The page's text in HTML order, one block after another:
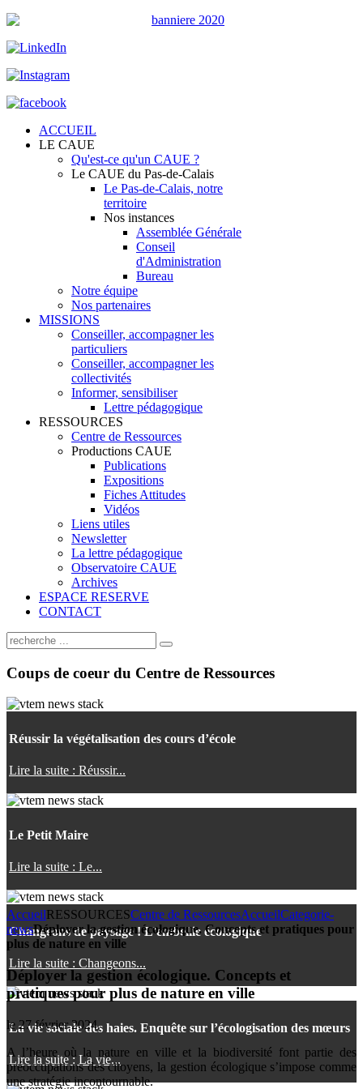
ACCUEIL
LE CAUE
Qu'est-ce qu'un CAUE ?
Le CAUE du Pas-de-Calais
Le Pas-de-Calais, notre
territoire
Nos instances
Assemblée Générale
Conseil
d'Administration
Bureau
Notre équipe
Nos partenaires
MISSIONS
Conseiller, accompagner les
particuliers
Conseiller, accompagner les
collectivités
Informer, sensibiliser
Lettre pédagogique
RESSOURCES
Centre de Ressources
Productions CAUE
Publications
Expositions
Fiches Attitudes
Vidéos
Liens utiles
Newsletter
La lettre pédagogique
Observatoire CAUE
Archives
ESPACE RESERVE
CONTACT
Coups de coeur du Centre de Ressources
Réussir la végétalisation des cours d’école
Lire la suite : Réussir...
Le Petit Maire
Lire la suite : Le...
Changeons de paysage ! L’embellie écologique
Lire la suite : Changeons...
La vie sociale des haies. Enquête sur l’écologisation des mœurs
Lire la suite : La vie...
AccueilRESSOURCESCentre de RessourcesAccueilCategorie-
newsDéployer la gestion écologique. Concepts et pratiques pour
plus de nature en ville
Déployer la gestion écologique. Concepts et
pratiques pour plus de nature en ville
le 27 février 2024.
A l’heure où la nature en ville et la biodiversité font partie des
préoccupations des citoyens, la gestion écologique s’impose comme
une stratégie incontournable.